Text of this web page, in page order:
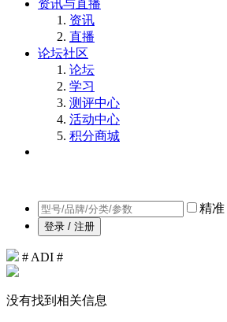
资讯与直播
资讯
直播
论坛社区
论坛
学习
测评中心
活动中心
积分商城
精准
登录 / 注册
# ADI #
没有找到相关信息